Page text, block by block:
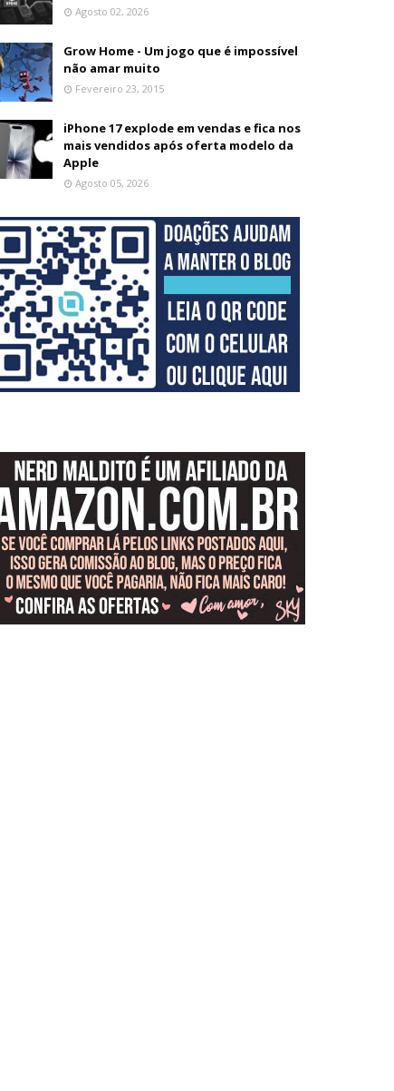
Agosto 02, 2026
Grow Home - Um jogo que é impossível
não amar muito
Fevereiro 23, 2015
iPhone 17 explode em vendas e fica nos
mais vendidos após oferta modelo da
Apple
Agosto 05, 2026